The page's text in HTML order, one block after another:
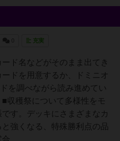
充実
ド名などがそのまま出てき
ードを用意するか、ドミニオ
を調べながら読み進めてい
収穫祭について多様性をモ
す。デッキにさまざまなカ
強くなる、特殊勝利点の品